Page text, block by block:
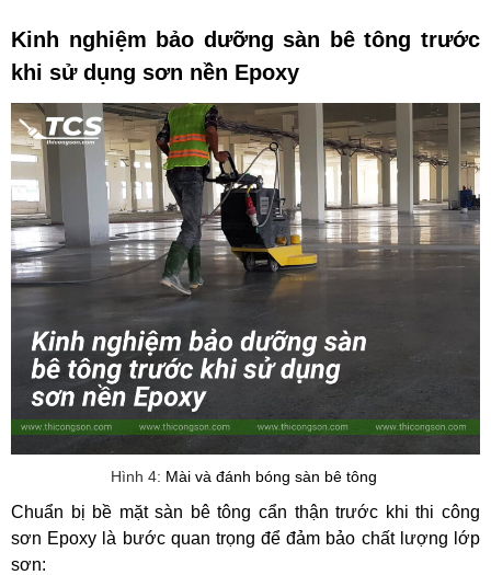
Kinh nghiệm bảo dưỡng sàn bê tông trước
khi sử dụng sơn nền Epoxy
Hình 4: Mài và đánh bóng sàn bê tông
Chuẩn bị bề mặt sàn bê tông cẩn thận trước khi thi công
sơn Epoxy là bước quan trọng để đảm bảo chất lượng lớp
sơn: